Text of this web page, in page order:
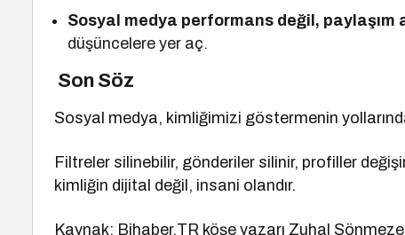
Sosyal medya performans değil, paylaşım
düşüncelere yer aç.
Son Söz
Sosyal medya, kimliğimizi göstermenin
Filtreler silinebilir, gönderiler silinir, profiller
kimliğin dijital değil, insani olandır.
Kaynak: Bihaber.TR köşe yazarı Zuhal